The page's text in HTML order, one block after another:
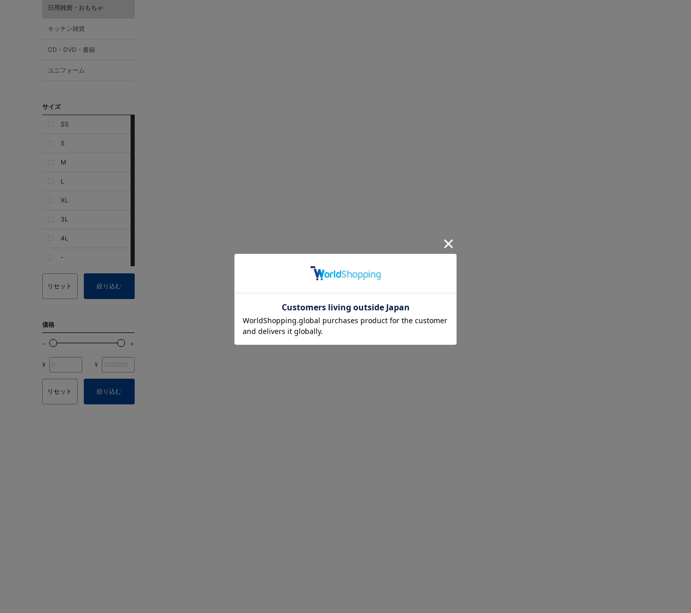
日用雑貨・おもちゃ
キッチン雑貨
CD・DVD・書籍
ユニフォーム
サイズ
SS
S
M
L
XL
3L
4L
-
リセット 絞り込む
価格
¥ ¥
リセット 絞り込む